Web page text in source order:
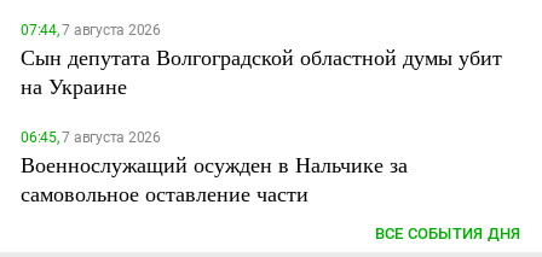
07:44,7 августа 2026
Сын депутата Волгоградской областной думы убит
на Украине
06:45,7 августа 2026
Военнослужащий осужден в Нальчике за
самовольное оставление части
ВСЕ СОБЫТИЯ ДНЯ